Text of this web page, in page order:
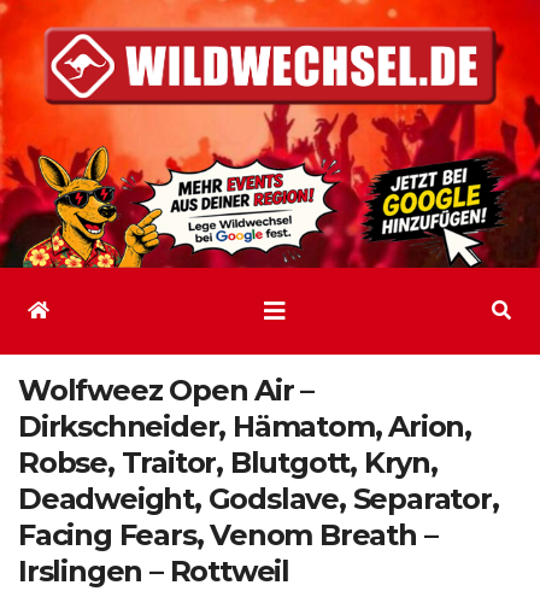
Inhalt
springen
Wolfweez Open Air –
Dirkschneider, Hämatom, Arion,
Robse, Traitor, Blutgott, Kryn,
Deadweight, Godslave, Separator,
Facing Fears, Venom Breath –
Irslingen – Rottweil